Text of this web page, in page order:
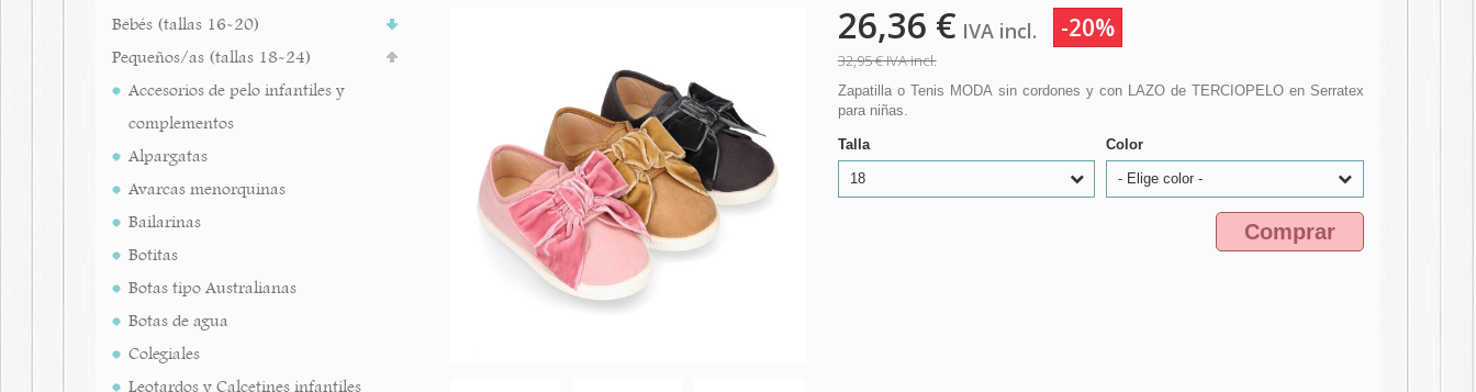
Bebés (tallas 16-20)
Pequeños/as (tallas 18-24)
Accesorios de pelo infantiles y
complementos
Alpargatas
Avarcas menorquinas
Bailarinas
Botitas
Botas tipo Australianas
Botas de agua
Colegiales
Leotardos y Calcetines infantiles
26,36 € IVA incl. -20%
32,95 €IVA incl.
Zapatilla o Tenis MODA sin cordones y con LAZO de TERCIOPELO en Serratex
para niñas.
Talla
18
Color
- Elige color -
Comprar